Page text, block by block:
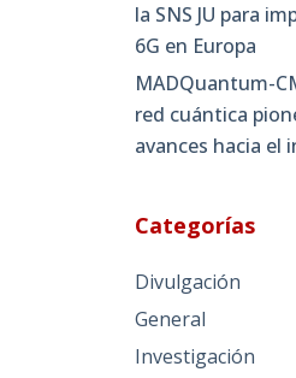
la SNS JU para
6G en Europa
MADQuantum-
red cuántica
avances hacia
Categorías
Divulgación
General
Investigación